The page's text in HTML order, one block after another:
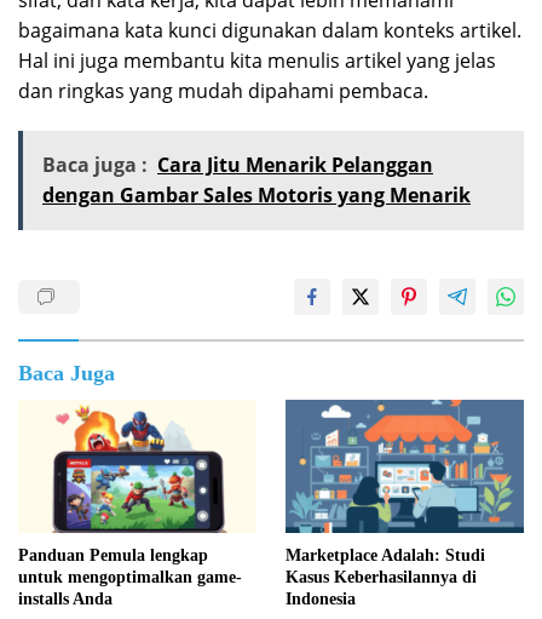
bagaimana kata kunci digunakan dalam konteks artikel.
Hal ini juga membantu kita menulis artikel yang jelas
dan ringkas yang mudah dipahami pembaca.
Baca juga : Cara Jitu Menarik Pelanggan
dengan Gambar Sales Motoris yang Menarik
Baca Juga
Panduan Pemula lengkap
untuk mengoptimalkan game-
installs Anda
Marketplace Adalah: Studi
Kasus Keberhasilannya di
Indonesia